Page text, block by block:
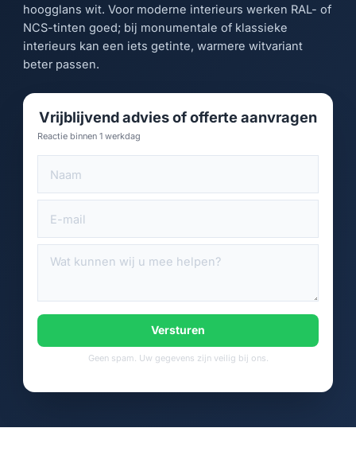
hoogglans wit. Voor moderne interieurs werken RAL- of
NCS-tinten goed; bij monumentale of klassieke
interieurs kan een iets getinte, warmere witvariant
beter passen.
Vrijblijvend advies of offerte aanvragen
Reactie binnen 1 werkdag
Versturen
Geen spam. Uw gegevens zijn veilig bij ons.